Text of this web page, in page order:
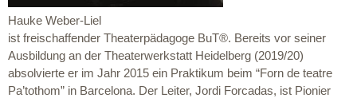
Hauke Weber-Liel
ist freischaffender Theaterpädagoge BuT®. Bereits vor seiner
Ausbildung an der Theaterwerkstatt Heidelberg (2019/20)
absolvierte er im Jahr 2015 ein Praktikum beim “Forn de teatre
Pa’tothom” in Barcelona. Der Leiter, Jordi Forcadas, ist Pionier